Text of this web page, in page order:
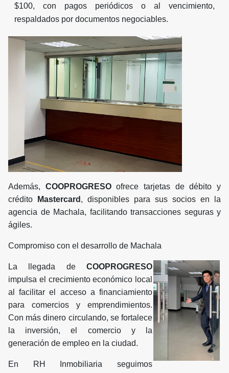
$100, con pagos periódicos o al vencimiento,
respaldados por documentos negociables.
Además, COOPROGRESOofrece tarjetas de débito y
crédito
Mastercard , disponibles para sus socios en la
agencia de Machala, facilitando transacciones seguras y
ágiles.
Compromiso con el desarrollo de Machala
La llegada de COOPROGRESO
impulsa el crecimiento económico local
al facilitar el acceso a financiamiento
para comercios y emprendimientos.
Con más dinero circulando, se fortalece
la inversión, el comercio y la
generación de empleo en la ciudad.
En RH Inmobiliaria seguimos